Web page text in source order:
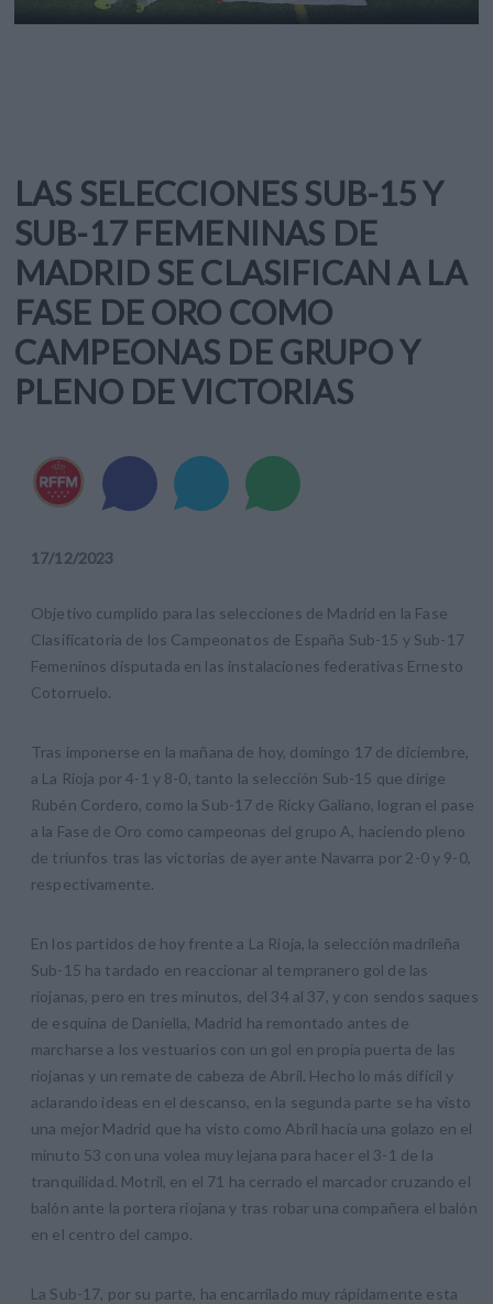
LAS SELECCIONES SUB-15 Y
SUB-17 FEMENINAS DE
MADRID SE CLASIFICAN A LA
FASE DE ORO COMO
CAMPEONAS DE GRUPO Y
PLENO DE VICTORIAS
17/12/2023
Objetivo cumplido para las selecciones de Madrid en la Fase
Clasificatoria de los Campeonatos de España Sub-15 y Sub-17
Femeninos disputada en las instalaciones federativas Ernesto
Cotorruelo.
Tras imponerse en la mañana de hoy, domingo 17 de diciembre,
a La Rioja por 4-1 y 8-0, tanto la selección Sub-15 que dirige
Rubén Cordero, como la Sub-17 de Ricky Galiano, logran el pase
a la Fase de Oro como campeonas del grupo A, haciendo pleno
de triunfos tras las victorias de ayer ante Navarra por 2-0 y 9-0,
respectivamente.
En los partidos de hoy frente a La Rioja, la selección madrileña
Sub-15 ha tardado en reaccionar al tempranero gol de las
riojanas, pero en tres minutos, del 34 al 37, y con sendos saques
de esquina de Daniella, Madrid ha remontado antes de
marcharse a los vestuarios con un gol en propia puerta de las
riojanas y un remate de cabeza de Abril. Hecho lo más difícil y
aclarando ideas en el descanso, en la segunda parte se ha visto
una mejor Madrid que ha visto como Abril hacía una golazo en el
minuto 53 con una volea muy lejana para hacer el 3-1 de la
tranquilidad. Motril, en el 71 ha cerrado el marcador cruzando el
balón ante la portera riojana y tras robar una compañera el balón
en el centro del campo.
La Sub-17, por su parte, ha encarrilado muy rápidamente esta